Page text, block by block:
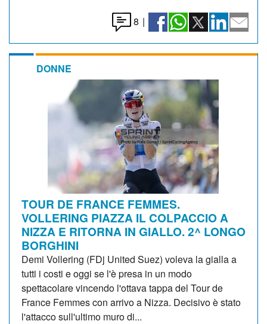
8 |
DONNE
TOUR DE FRANCE FEMMES.
VOLLERING PIAZZA IL COLPACCIO A
NIZZA E RITORNA IN GIALLO. 2^ LONGO
BORGHINI
Demi Vollering (FDj United Suez) voleva la gialla a
tutti i costi e oggi se l'è presa in un modo
spettacolare vincendo l'ottava tappa del Tour de
France Femmes con arrivo a Nizza. Decisivo è stato
l'attacco sull'ultimo muro di...